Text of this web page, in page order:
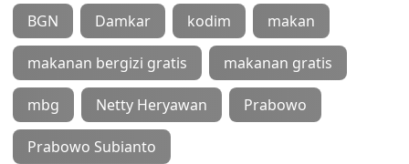
BGN Damkar kodim makan
makanan bergizi gratis makanan gratis
mbg Netty Heryawan Prabowo
Prabowo Subianto